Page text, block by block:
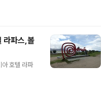
라파스,볼
호텔 라파